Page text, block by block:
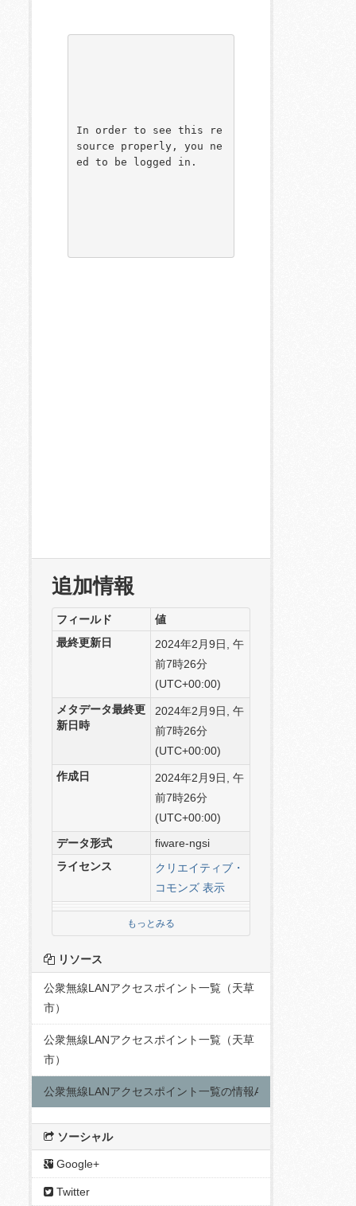
追加情報
フィールド
値
最終更新日
2024年2月9日, 午
前7時26分
(UTC+00:00)
メタデータ最終更
新日時
2024年2月9日, 午
前7時26分
(UTC+00:00)
作成日
2024年2月9日, 午
前7時26分
(UTC+00:00)
データ形式
fiware-ngsi
ライセンス
クリエイティブ・
コモンズ 表示
もっとみる
リソース
公衆無線LANアクセスポイント一覧（天草
市）
公衆無線LANアクセスポイント一覧（天草
市）
公衆無線LANアクセスポイント一覧の情報API
ソーシャル
Google+
Twitter